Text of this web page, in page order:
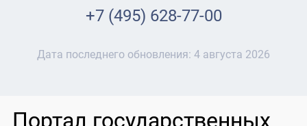
+7 (495) 628-77-00
Дата последнего обновления: 4 августа 2026
Портал государственных